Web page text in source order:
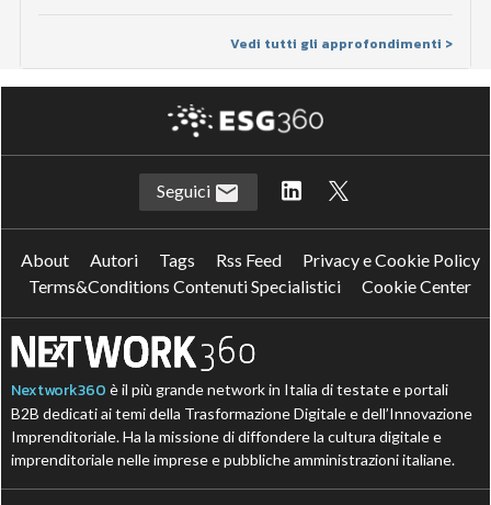
Vedi tutti gli approfondimenti >
Seguici
About Autori Tags Rss Feed
Privacy e Cookie Policy
Terms&Conditions Contenuti Specialistici
Cookie Center
Nextwork360 è il più grande network in Italia di testate e portali
B2B dedicati ai temi della Trasformazione Digitale e dell’Innovazione
Imprenditoriale. Ha la missione di diffondere la cultura digitale e
imprenditoriale nelle imprese e pubbliche amministrazioni italiane.